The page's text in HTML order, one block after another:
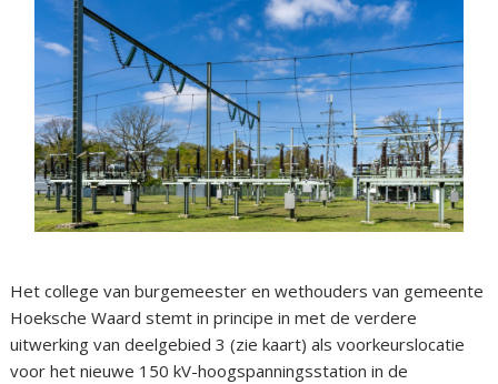
Het college van burgemeester en wethouders van gemeente
Hoeksche Waard stemt in principe in met de verdere
uitwerking van deelgebied 3 (zie kaart) als voorkeurslocatie
voor het nieuwe 150 kV-hoogspanningsstation in de